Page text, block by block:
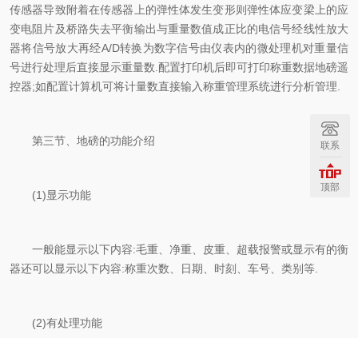
传感器导致附着在传感器上的弹性体发生变形则弹性体应变梁上的应
变电阻片及桥路失去平衡输出与重量数值成正比的电信号经线性放大
器将信号放大再经A/D转换为数字信号由仪表内的微处理机对重量信
号进行处理后直接显示重量数.配置打印机后即可打印称重数据地磅遥
控器;如配置计算机可将计量数直接输入称重管理系统进行分析管理.
第三节、地磅的功能介绍
(1)显示功能
一般能显示以下内容:毛重、净重、皮重、超载报警或显示有的衡
器还可以显示以下内容:称重次数、日期、时刻、车号、类别等.
(2)有处理功能
联系
顶部